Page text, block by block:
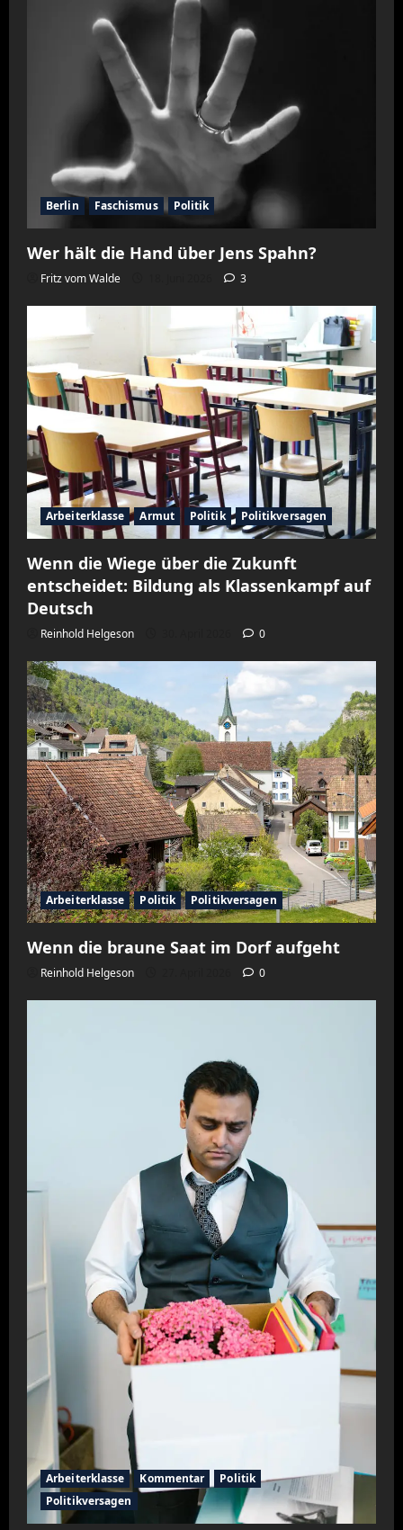
Berlin Faschismus Politik
Wer hält die Hand über Jens Spahn?
Fritz vom Walde 3
Arbeiterklasse Armut Politik Politikversagen
Wenn die Wiege über die Zukunft
entscheidet: Bildung als Klassenkampf auf
Deutsch
Reinhold Helgeson 0
Arbeiterklasse Politik Politikversagen
Wenn die braune Saat im Dorf aufgeht
Reinhold Helgeson 0
Arbeiterklasse Kommentar
Politik
Politikversagen